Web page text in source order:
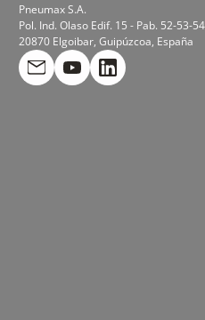
Pneumax S.A.
Pol. Ind. Olaso Edif. 15 - Pab. 52-53-54
20870 Elgoibar, Guipúzcoa, España